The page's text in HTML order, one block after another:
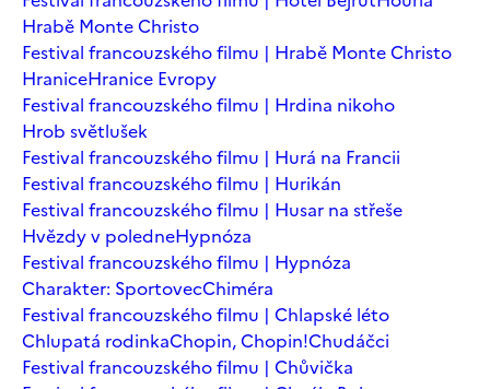
Hrabě Monte Christo
Festival francouzského filmu | Hrabě Monte Christo
HraniceHranice Evropy
Festival francouzského filmu | Hrdina nikoho
Hrob světlušek
Festival francouzského filmu | Hurá na Francii
Festival francouzského filmu | Hurikán
Festival francouzského filmu | Husar na střeše
Hvězdy v poledneHypnóza
Festival francouzského filmu | Hypnóza
Charakter: SportovecChiméra
Festival francouzského filmu | Chlapské léto
Chlupatá rodinkaChopin, Chopin!Chudáčci
Festival francouzského filmu | Chůvička